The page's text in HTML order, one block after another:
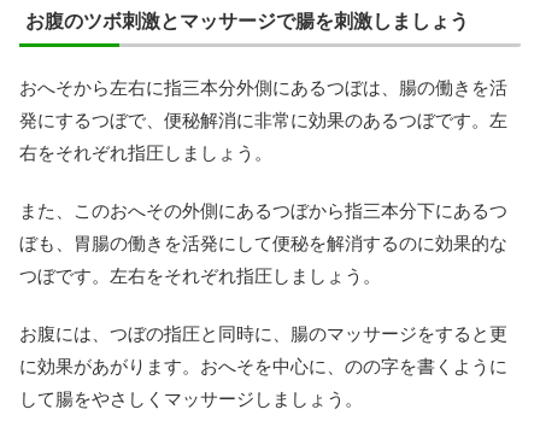
お腹のツボ刺激とマッサージで腸を刺激しましょう
おへそから左右に指三本分外側にあるつぼは、腸の働きを活
発にするつぼで、便秘解消に非常に効果のあるつぼです。左
右をそれぞれ指圧しましょう。
また、このおへその外側にあるつぼから指三本分下にあるつ
ぼも、胃腸の働きを活発にして便秘を解消するのに効果的な
つぼです。左右をそれぞれ指圧しましょう。
お腹には、つぼの指圧と同時に、腸のマッサージをすると更
に効果があがります。おへそを中心に、のの字を書くように
して腸をやさしくマッサージしましょう。